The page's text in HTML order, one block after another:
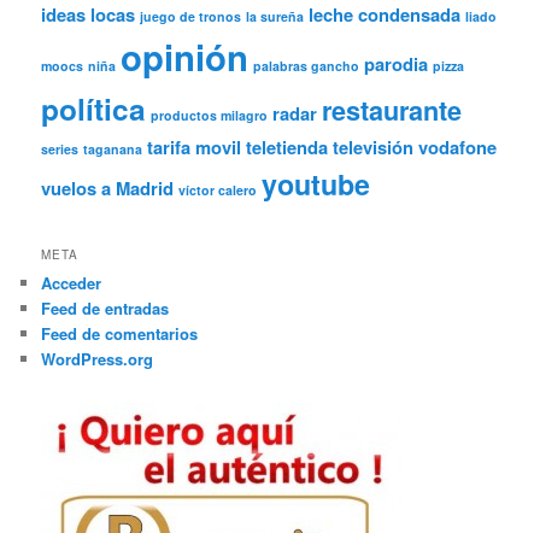
ideas locas juego de tronos la sureña leche condensada liado
moocs niña opinión palabras gancho parodia pizza
política productos milagro radar restaurante
series taganana tarifa movil teletiendatelevisión vodafone
vuelos a Madrid víctor calero youtube
META
Acceder
Feed de entradas
Feed de comentarios
WordPress.org